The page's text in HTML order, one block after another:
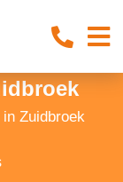
Zuidbroek